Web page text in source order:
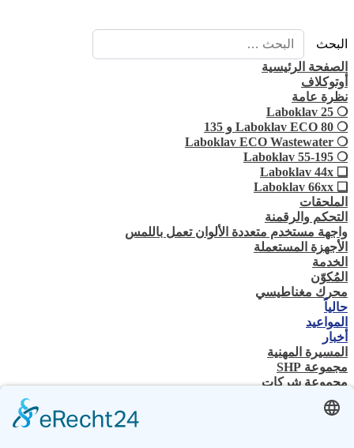
البحث
الصفحة الرئيسية
أوتوكلاف
نظرة عامة
❍ Laboklav 25
❍ Laboklav ECO 80 و 135
❍ Laboklav ECO Wastewater
❍ Laboklav 55-195
❏ Laboklav 44x
❏ Laboklav 66xx
الملحقات
التحكم والرقمنة
واجهة مستخدم متعددة الألوان تعمل باللمس
الأجهزة المستعملة
الخدمة
المُكوّن
محرك مغناطيسي
حالياً
المواعيد
أخبار
المسيرة المهنية
مجموعة SHP
مجموعة شركات
جهة الاتصال
اتصل بنا